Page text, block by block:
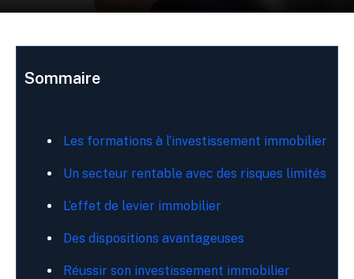
Sommaire
Les formations à l’investissement immobilier
Un secteur rentable avec des risques limités
L’effet de levier immobilier
Des dispositions avantageuses
Réussir son investissement immobilier